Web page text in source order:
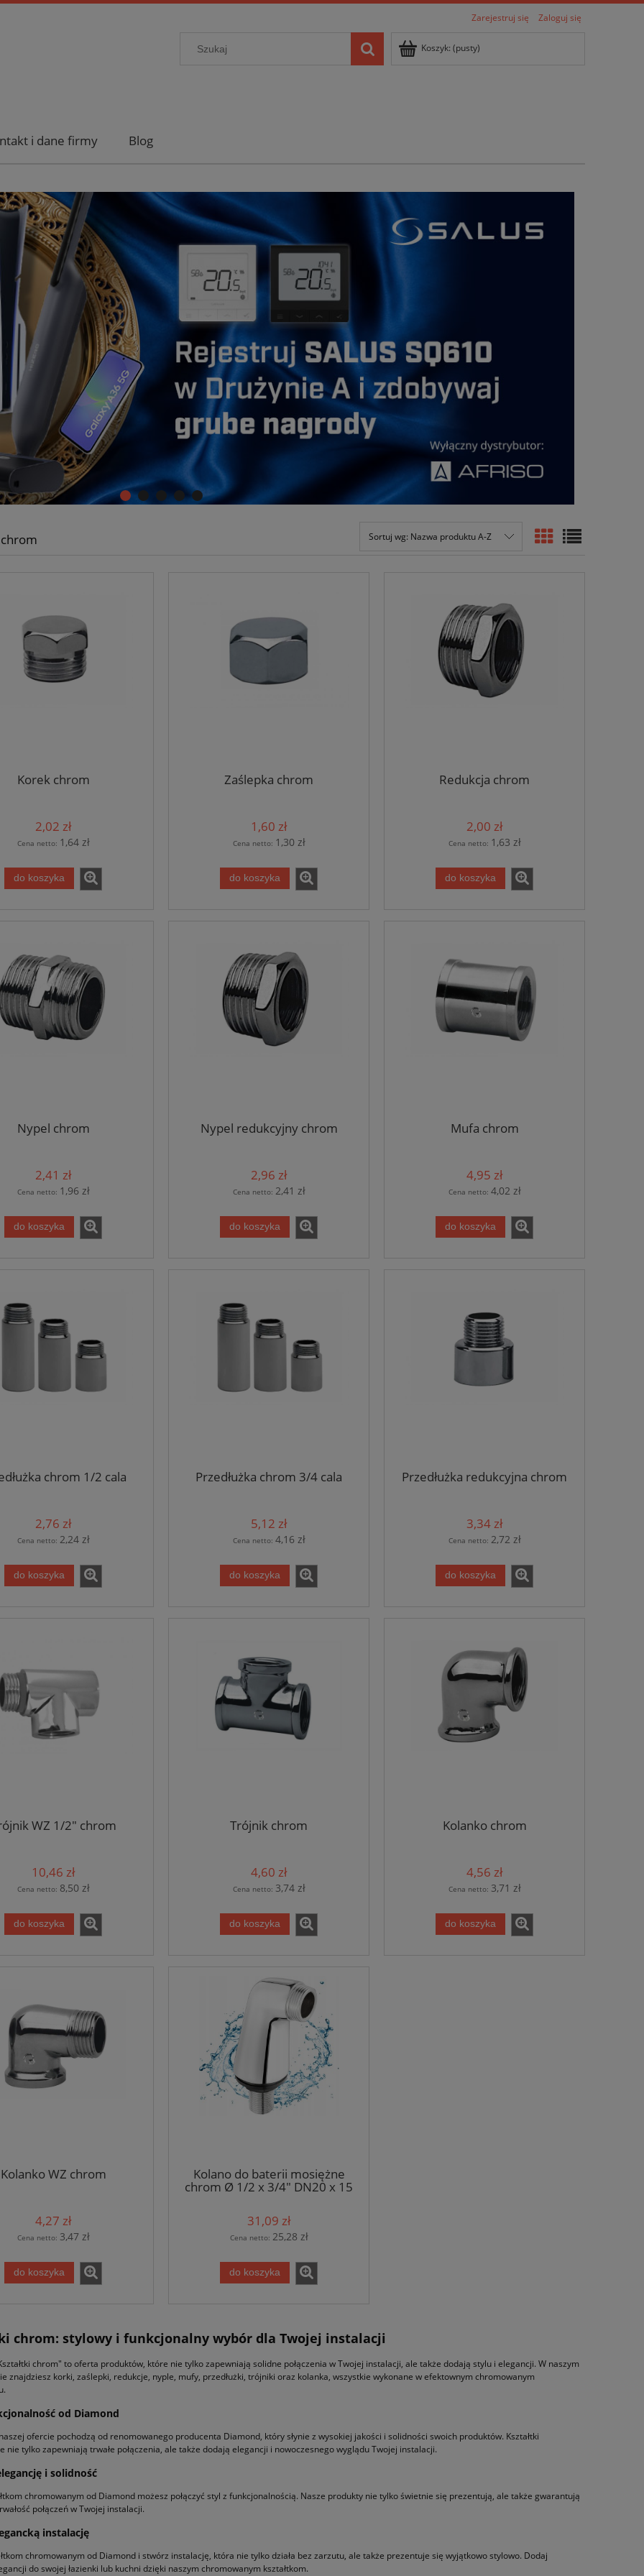
Zarejestruj się Zaloguj się
Koszyk: (pusty)
i dane firmy Blog
Sortuj wg: Nazwa produktu A-Z
Korek chrom
2,02 zł
Cena netto: 1,64 zł
do koszyka
Zaślepka chrom
1,60 zł
Cena netto: 1,30 zł
do koszyka
Redukcja chrom
2,00 zł
Cena netto: 1,63 zł
do koszyka
Nypel chrom
2,41 zł
Cena netto: 1,96 zł
do koszyka
Nypel redukcyjny chrom
2,96 zł
Cena netto: 2,41 zł
do koszyka
Mufa chrom
4,95 zł
Cena netto: 4,02 zł
do koszyka
chrom 1/2 cala
2,76 zł
Cena netto: 2,24 zł
do koszyka
Przedłużka chrom 3/4 cala
5,12 zł
Cena netto: 4,16 zł
do koszyka
Przedłużka redukcyjna chrom
3,34 zł
Cena netto: 2,72 zł
do koszyka
WZ 1/2" chrom
10,46 zł
Cena netto: 8,50 zł
do koszyka
Trójnik chrom
4,60 zł
Cena netto: 3,74 zł
do koszyka
Kolanko chrom
4,56 zł
Cena netto: 3,71 zł
do koszyka
Kolanko WZ chrom
4,27 zł
Cena netto: 3,47 zł
do koszyka
Kolano do baterii mosiężne
chrom Ø 1/2 x 3/4" DN20 x 15
31,09 zł
Cena netto: 25,28 zł
do koszyka
chrom: stylowy i funkcjonalny wybór dla Twojej instalacji
chrom" to oferta produktów, które nie tylko zapewniają solidne połączenia w Twojej instalacji, ale także dodają stylu i elegancji. W naszym
znajdziesz korki, zaślepki, redukcje, nyple, mufy, przedłużki, trójniki oraz kolanka, wszystkie wykonane w efektownym chromowanym
od Diamond
ofercie pochodzą od renomowanego producenta Diamond, który słynie z wysokiej jakości i solidności swoich produktów. Kształtki
nie tylko zapewniają trwałe połączenia, ale także dodają elegancji i nowoczesnego wyglądu Twojej instalacji.
i solidność
chromowanym od Diamond możesz połączyć styl z funkcjonalnością. Nasze produkty nie tylko świetnie się prezentują, ale także gwarantują
połączeń w Twojej instalacji.
instalację
chromowanym od Diamond i stwórz instalację, która nie tylko działa bez zarzutu, ale także prezentuje się wyjątkowo stylowo. Dodaj
do swojej łazienki lub kuchni dzięki naszym chromowanym kształtkom.